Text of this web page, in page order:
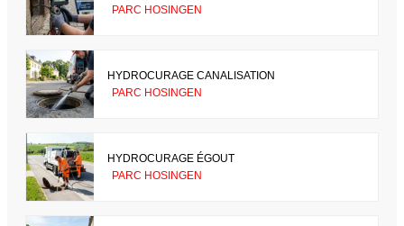
PARC HOSINGEN
HYDROCURAGE CANALISATION
PARC HOSINGEN
HYDROCURAGE ÉGOUT
PARC HOSINGEN